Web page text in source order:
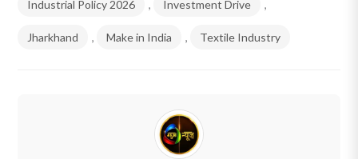
Industrial Policy 2026
, Investment Drive ,
Jharkhand , Make in India , Textile Industry